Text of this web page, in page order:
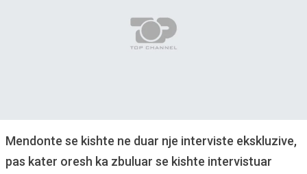
Mendonte se kishte ne duar nje interviste ekskluzive,
pas kater oresh ka zbuluar se kishte intervistuar